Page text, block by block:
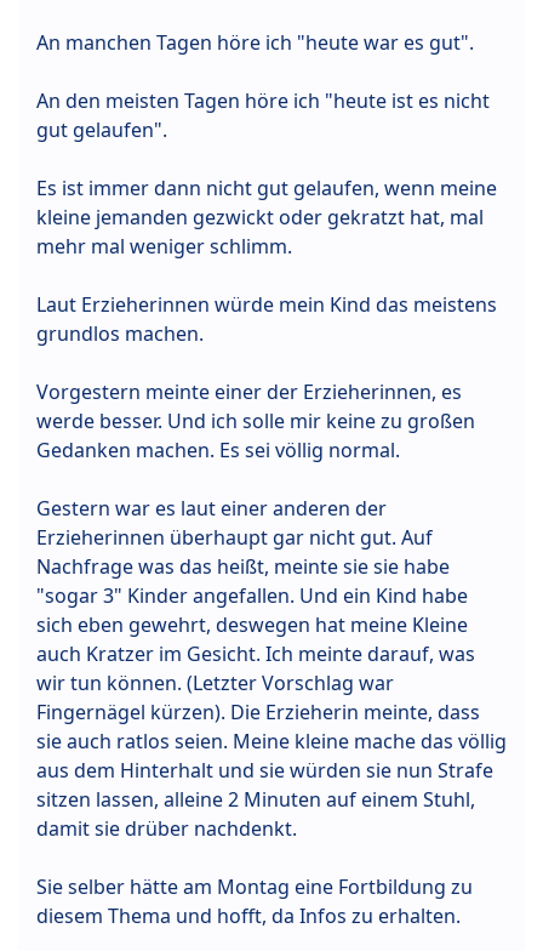
An manchen Tagen höre ich "heute war es gut".
An den meisten Tagen höre ich "heute ist es nicht
gut gelaufen".
Es ist immer dann nicht gut gelaufen, wenn meine
kleine jemanden gezwickt oder gekratzt hat, mal
mehr mal weniger schlimm.
Laut Erzieherinnen würde mein Kind das meistens
grundlos machen.
Vorgestern meinte einer der Erzieherinnen, es
werde besser. Und ich solle mir keine zu großen
Gedanken machen. Es sei völlig normal.
Gestern war es laut einer anderen der
Erzieherinnen überhaupt gar nicht gut. Auf
Nachfrage was das heißt, meinte sie sie habe
"sogar 3" Kinder angefallen. Und ein Kind habe
sich eben gewehrt, deswegen hat meine Kleine
auch Kratzer im Gesicht. Ich meinte darauf, was
wir tun können. (Letzter Vorschlag war
Fingernägel kürzen). Die Erzieherin meinte, dass
sie auch ratlos seien. Meine kleine mache das völlig
aus dem Hinterhalt und sie würden sie nun Strafe
sitzen lassen, alleine 2 Minuten auf einem Stuhl,
damit sie drüber nachdenkt.
Sie selber hätte am Montag eine Fortbildung zu
diesem Thema und hofft, da Infos zu erhalten.